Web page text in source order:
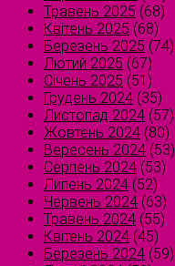
Травень 2025 (68)
Квітень 2025 (68)
Березень 2025 (74)
Лютий 2025 (67)
Січень 2025 (51)
Грудень 2024 (35)
Листопад 2024 (57)
Жовтень 2024 (80)
Вересень 2024 (53)
Серпень 2024 (53)
Липень 2024 (52)
Червень 2024 (63)
Травень 2024 (55)
Квітень 2024 (45)
Березень 2024 (59)